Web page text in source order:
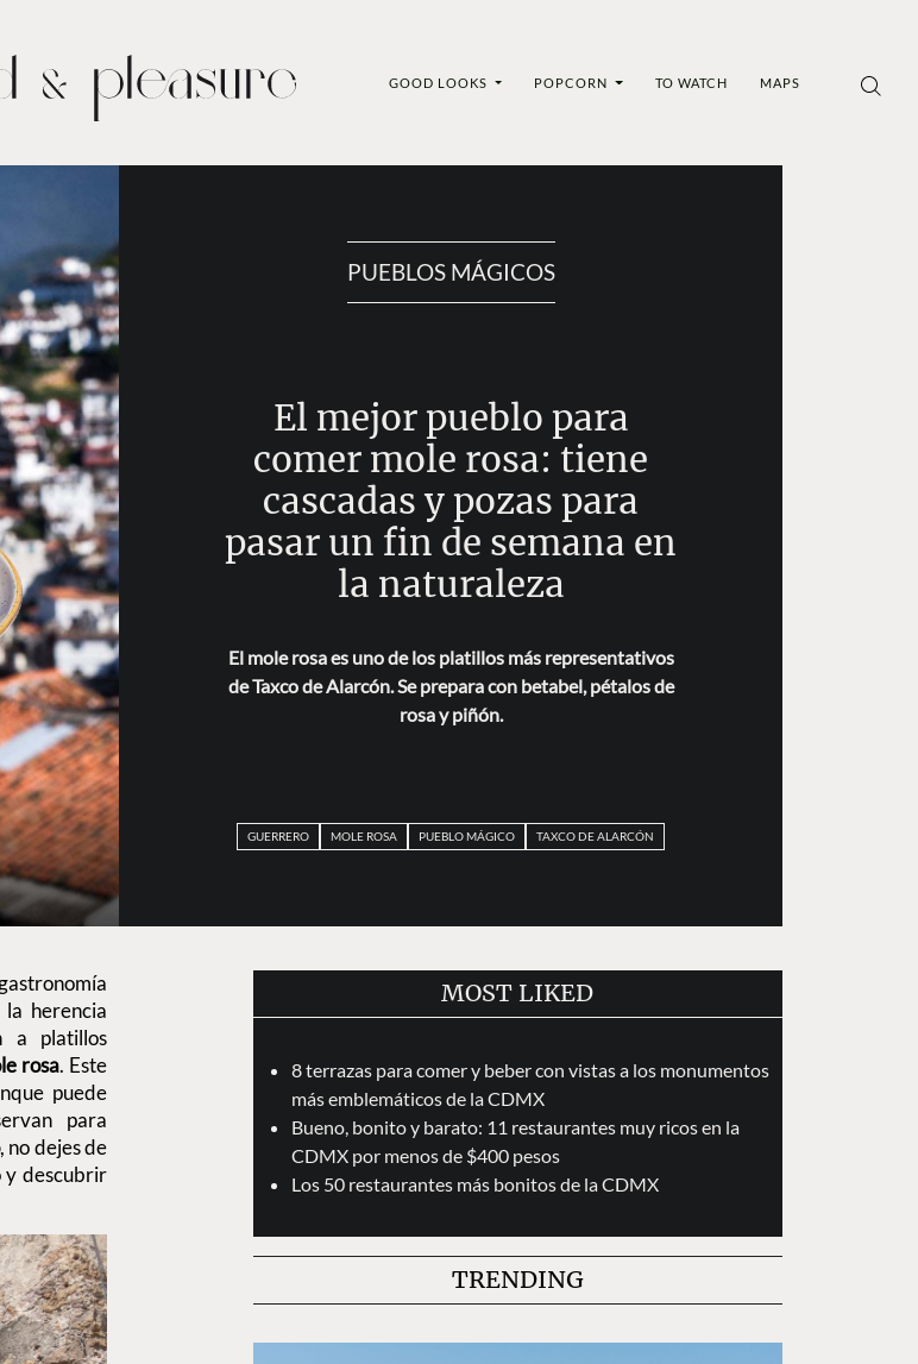
GOOD LOOKS POPCORN TO WATCH MAPS
PUEBLOS MÁGICOS
El mejor pueblo para
comer mole rosa: tiene
cascadas y pozas para
pasar un fin de semana en
la naturaleza
El mole rosa es uno de los platillos más representativos
de Taxco de Alarcón. Se prepara con betabel, pétalos de
rosa y piñón.
GUERRERO MOLE ROSA PUEBLO MÁGICO TAXCO DE ALARCÓN
herencia
a platillos
rosa. Este
puede
para
, no dejes de
y descubrir
MOST LIKED
8 terrazas para comer y beber con vistas a los monumentos
más emblemáticos de la CDMX
Bueno, bonito y barato: 11 restaurantes muy ricos en la
CDMX por menos de $400 pesos
Los 50 restaurantes más bonitos de la CDMX
TRENDING